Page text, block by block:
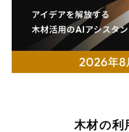
木材の利